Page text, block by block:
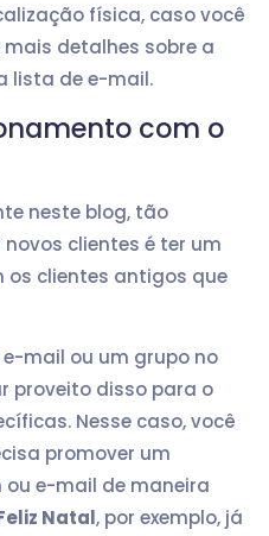
física, caso você
detalhes sobre a
lista de e-mail.
com o
neste blog, tão
clientes é ter um
os clientes antigos que
mail ou um grupo no
proveito disso para o
Nesse caso, você
promover um
ou e-mail de maneira
Natal, por exemplo, já